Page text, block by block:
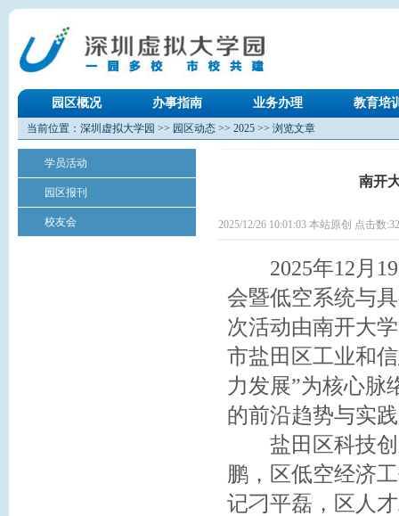
园区概况 办事指南 业务办理 教育培
当前位置： 深圳虚拟大学园 >> 园区动态 >> 2025 >> 浏览文章
学员活动
园区报刊
校友会
南开
2025/12/26 10:01:03 本站原创 点击数:
2025年12月19
会暨低空系统与
次活动由南开大
市盐田区工业和
力发展”为核心脉
的前沿趋势与实
盐田区科技创
鹏，区低空经济
记刁平磊，区人